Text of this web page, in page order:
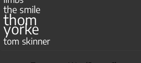
the smile
thom
yorke
tom skinner